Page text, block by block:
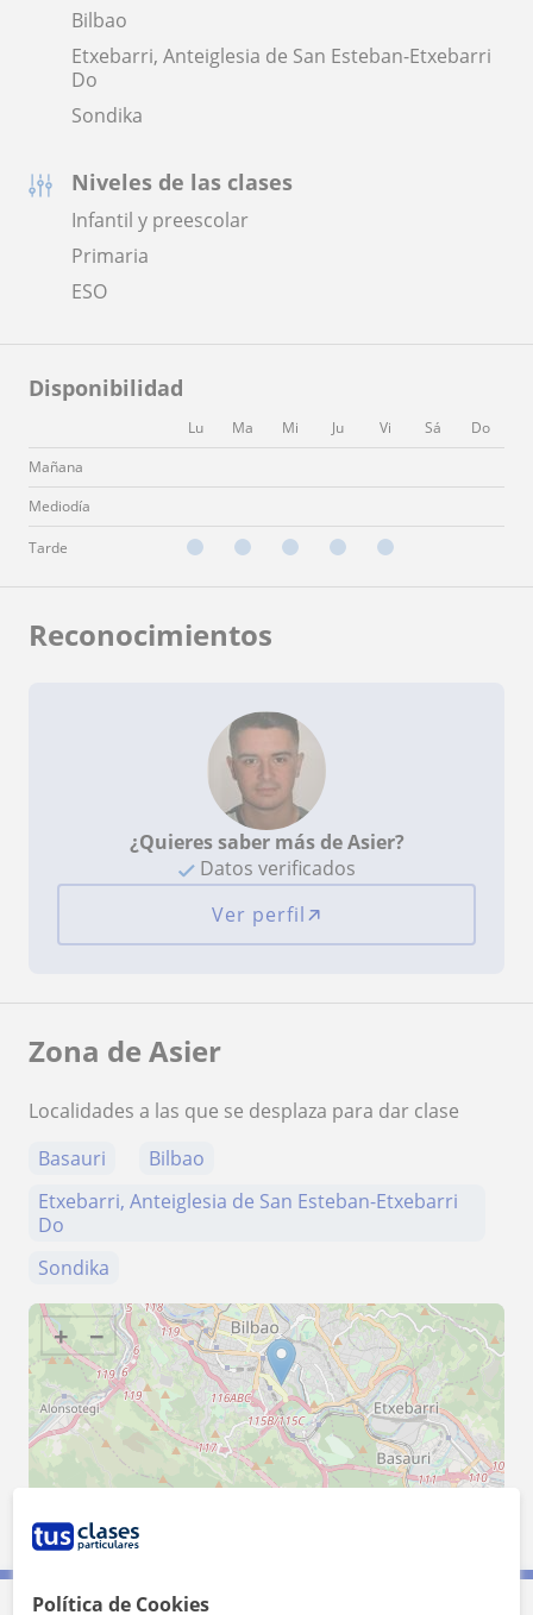
Bilbao
Etxebarri, Anteiglesia de San Esteban-Etxebarri
Do
Sondika
Niveles de las clases
Infantil y preescolar
Primaria
ESO
Disponibilidad
Lu Ma Mi Ju Vi Sá
Do
Mañana
Mediodía
Tarde
Reconocimientos
¿Quieres saber más de Asier?
Datos verificados
Ver perfil
Zona de Asier
Localidades a las que se desplaza para dar clase
Basauri
Bilbao
Etxebarri, Anteiglesia de San Esteban-Etxebarri
Do
Sondika
+ −
1 mi
Política de Cookies